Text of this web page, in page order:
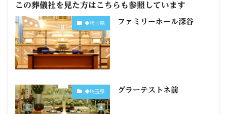
この葬儀社を見た方はこちらも参照しています
◆埼玉県 ファミリーホール深谷
◆埼玉県 グラーテストネ前